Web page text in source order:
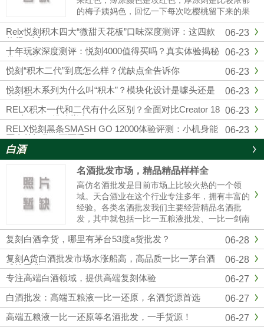
的梅子姨妈色，回忆一下每次吃樱桃留下来的果
汁的颜色，就和那个特别相近，秋冬季节重口星
人的最爱，和纪梵希315有些许的相似。黄皮也
是完全可以驾......
06-23
Relx悦刻积木四大“微甜天花板”口味深度测评：这四款
值得一试
06-23
十年玩家深度测评：悦刻4000值得买吗？真实体验揭秘
优劣真相
06-23
悦刻“积木二代”到底怎么样？优缺点全告诉你
06-23
悦刻积木系列为什么叫“积木”？模块化设计是噱头还是
真有用？
06-23
RELX积木一代和二代有什么区别？全面对比Creator 18
000与22000选购指南
06-23
RELX悦刻黑条SMASH GO 12000体验评测：小机身能
否真的扛住一万两千口？
白酒
名酒批发市场，精品精品样样全
高仿名酒批发是目前市场上比较火热的一个领
域。天合酒业在这个行业专注多年，拥有丰富的
经验。各类名酒批发我们主要经营精品名酒批
发，其中就包括一比一五粮液批发、一比一剑南
春批发、一比一国窖1573批发等。这些都是市场
上非常受欢迎的产品。对于想要购买五粮液的人
来说，一比一五粮液批发是个......
06-28
复刻白酒拿货，哪里有茅台53度a货批发？
06-28
复刻A货白酒批发市场水涨船高，高品质一比一茅台酒
成抢手货
06-27
专注高端白酒领域，提供高端复刻体验
06-27
白酒批发：高端五粮液一比一还原，名酒货源首选
06-27
高端五粮液一比一还原等名酒批发，一手货源！